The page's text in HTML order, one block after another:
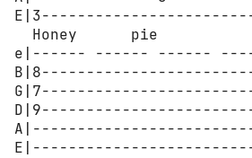
Honey      pie
e|------ ------ ------